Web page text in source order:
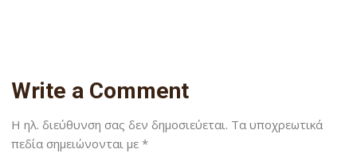
Write a Comment
Η ηλ. διεύθυνση σας δεν δημοσιεύεται. Τα υποχρεωτικά
πεδία σημειώνονται με*